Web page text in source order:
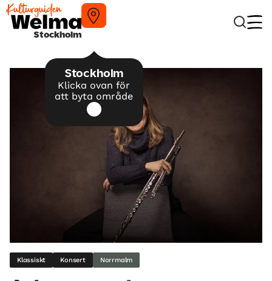
Stockholm
Stockholm
Klicka ovan för
att byta område
Klassiskt Konsert Norrmalm